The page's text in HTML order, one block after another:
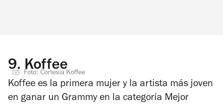
9. Koffee
Foto: Cortesía Koffee
Koffee es la primera mujer y la artista más joven
en ganar un Grammy en la categoría Mejor